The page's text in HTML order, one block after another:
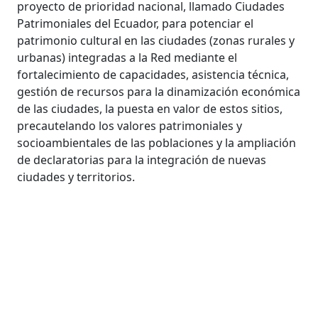
proyecto de prioridad nacional, llamado Ciudades
Patrimoniales del Ecuador, para potenciar el
patrimonio cultural en las ciudades (zonas rurales y
urbanas) integradas a la Red mediante el
fortalecimiento de capacidades, asistencia técnica,
gestión de recursos para la dinamización económica
de las ciudades, la puesta en valor de estos sitios,
precautelando los valores patrimoniales y
socioambientales de las poblaciones y la ampliación
de declaratorias para la integración de nuevas
ciudades y territorios.